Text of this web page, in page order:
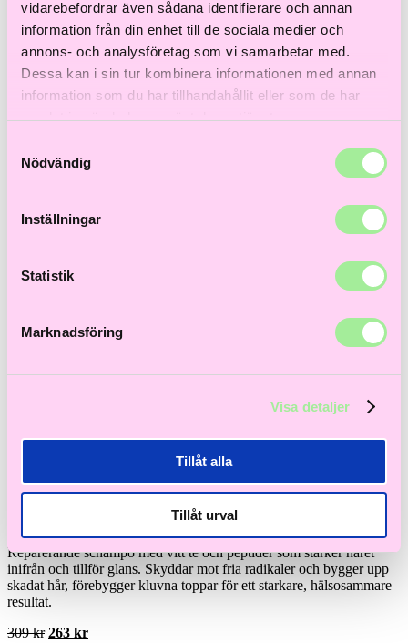
vidarebefordrar även sådana identifierare och annan
information från din enhet till de sociala medier och
annons- och analysföretag som vi samarbetar med.
Dessa kan i sin tur kombinera informationen med annan
information som du har tillhandahållit eller som de har
samlat in när du har använt deras tjänster.
Nödvändig
Inställningar
Statistik
Marknadsföring
Visa detaljer
Tillåt alla
Tillåt urval
Hem>Åldrande hår> White Tea Shampoo
-15%
L'ANZA
White Tea Shampoo
Reparerande schampo med vitt te och peptider som stärker håret
inifrån och tillför glans. Skyddar mot fria radikaler och bygger upp
skadat hår, förebygger kluvna toppar för ett starkare, hälsosammare
resultat.
309kr Det
263 krDet